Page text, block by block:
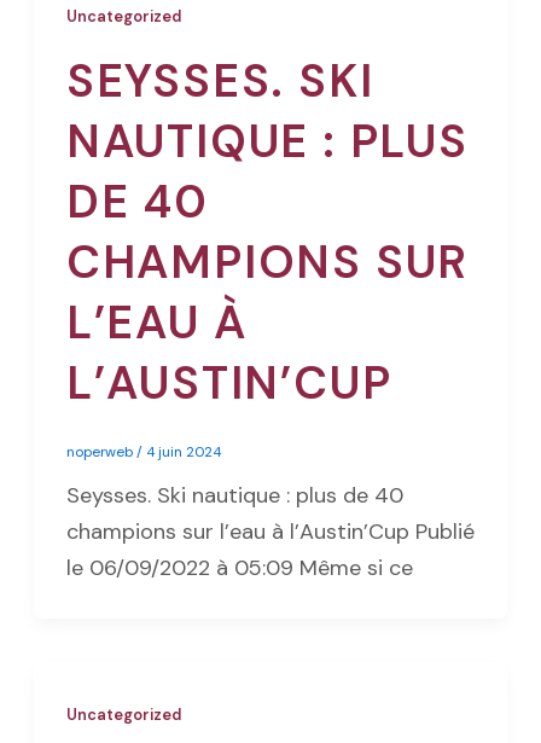
Uncategorized
SEYSSES. SKI
NAUTIQUE : PLUS
DE 40
CHAMPIONS SUR
L’EAU À
L’AUSTIN’CUP
noperweb/ 4 juin 2024
Seysses. Ski nautique : plus de 40
champions sur l’eau à l’Austin’Cup Publié
le 06/09/2022 à 05:09 Même si ce
Uncategorized